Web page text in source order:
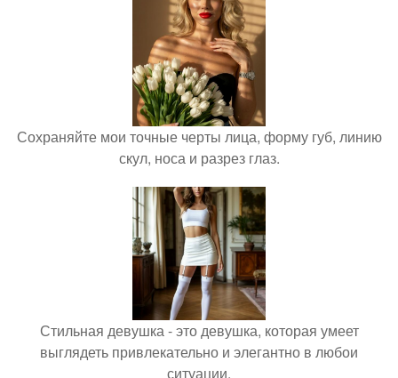
Сохраняйте мои точные черты лица, форму губ, линию
скул, носа и разрез глаз.
Стильная девушка - это девушка, которая умеет
выглядеть привлекательно и элегантно в любои
ситуации.